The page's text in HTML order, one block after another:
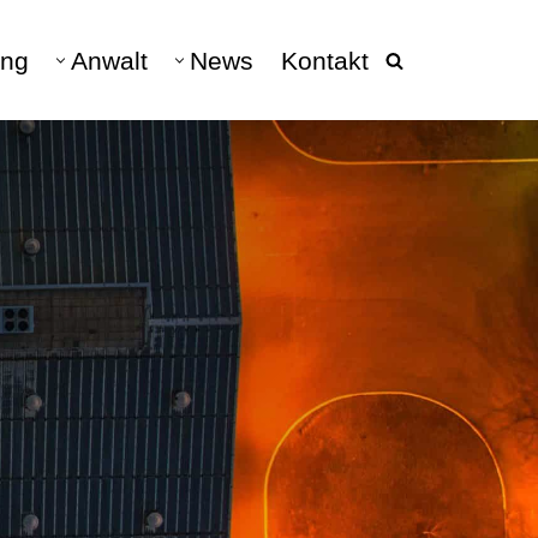
040 - 228 682 10
DATENSCHUTZ
Datenschutz & Datenschutzrecht
DSGVO
Datenschutz Anwalt
Verarbeitungsverzeichnis
Vertretung DSGVO-Auskunft
Auskunftsanspruch &
Schadensersatz
Anwalt News Kontakt